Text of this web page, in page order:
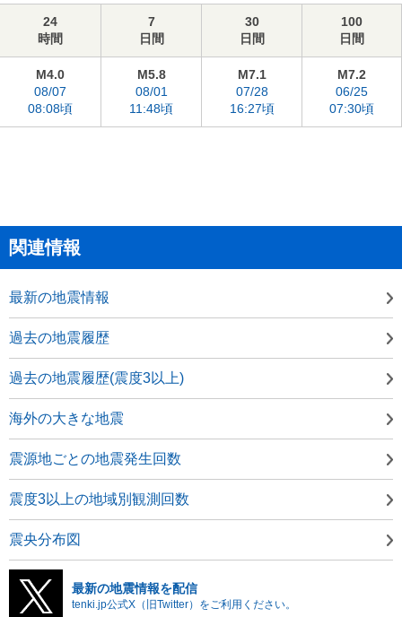
24
時間
7
日間
30
日間
100
日間
M4.0
08/07
08:08頃
M5.8
08/01
11:48頃
M7.1
07/28
16:27頃
M7.2
06/25
07:30頃
関連情報
最新の地震情報
過去の地震履歴
過去の地震履歴(震度3以上)
海外の大きな地震
震源地ごとの地震発生回数
震度3以上の地域別観測回数
震央分布図
最新の地震情報を配信
tenki.jp公式X（旧Twitter）をご利用ください。